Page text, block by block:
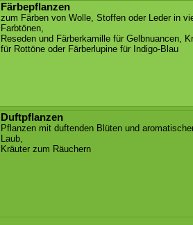
Färbepflanzen
zum Färben von Wolle, Stoffen oder Leder in
Farbtönen,
Reseden und Färberkamille für Gelbnuancen,
für Rottöne oder Färberlupine für Indigo-Blau
Duftpflanzen
Pflanzen mit duftenden Blüten und
Laub,
Kräuter zum Räuchern